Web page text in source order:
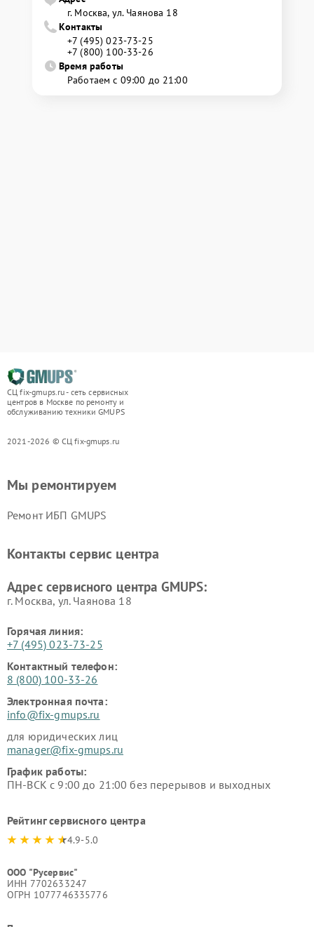
г. Москва, ул. Чаянова 18
Контакты
+7 (495) 023-73-25
+7 (800) 100-33-26
Время работы
Работаем с 09:00 до 21:00
СЦ fix-gmups.ru - сеть сервисных
центров в Москве по ремонту и
обслуживанию техники GMUPS
2021-2026 © СЦ fix-gmups.ru
Мы ремонтируем
Ремонт ИБП GMUPS
Контакты сервис центра
Адрес сервисного центра GMUPS:
г. Москва, ул. Чаянова 18
Горячая линия:
+7 (495) 023-73-25
Контактный телефон:
8 (800) 100-33-26
Электронная почта:
info@fix-gmups.ru
для юридических лиц
manager@fix-gmups.ru
График работы:
ПН-ВСК с 9:00 до 21:00 без перерывов и выходных
Рейтинг сервисного центра
4.9-5.0
ООО "Русервис"
ИНН 7702633247
ОГРН 1077746335776